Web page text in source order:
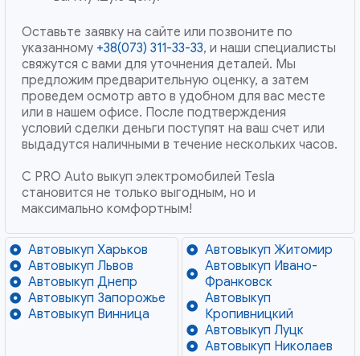
Оставьте заявку на сайте или позвоните по
указанному +38(073) 311-33-33, и наши специалисты
свяжутся с вами для уточнения деталей. Мы
предложим предварительную оценку, а затем
проведем осмотр авто в удобном для вас месте
или в нашем офисе. После подтверждения
условий сделки деньги поступят на ваш счет или
выдадутся наличными в течение нескольких часов.
С PRO Auto выкуп электромобилей Tesla
становится не только выгодным, но и
максимально комфортным!
Автовыкуп Харьков
Автовыкуп Львов
Автовыкуп Днепр
Автовыкуп Запорожье
Автовыкуп Винница
Автовыкуп Житомир
Автовыкуп Ивано-
Франковск
Автовыкуп
Кропивницкий
Автовыкуп Луцк
Автовыкуп Николаев